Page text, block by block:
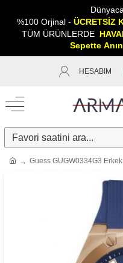
%100 Orjinal - ÜCRETSİZ
TÜM ÜRÜNLERDE
Sepette A
HESABIM
Guess GUGW0334G3